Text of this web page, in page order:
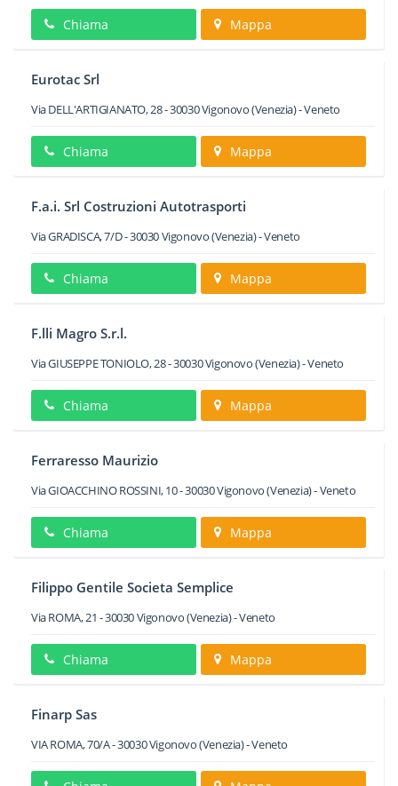
Chiama Mappa
Eurotac Srl
Via DELL'ARTIGIANATO, 28-30030Vigonovo(Venezia) -Veneto
Chiama Mappa
F.a.i. Srl Costruzioni Autotrasporti
Via GRADISCA, 7/D-30030Vigonovo(Venezia) -Veneto
Chiama Mappa
F.lli Magro S.r.l.
Via GIUSEPPE TONIOLO, 28-30030Vigonovo(Venezia) -Veneto
Chiama Mappa
Ferraresso Maurizio
Via GIOACCHINO ROSSINI, 10-30030Vigonovo(Venezia) -Veneto
Chiama Mappa
Filippo Gentile Societa Semplice
Via ROMA, 21 -30030Vigonovo(Venezia) -Veneto
Chiama Mappa
Finarp Sas
VIA ROMA, 70/A-30030Vigonovo(Venezia) -Veneto